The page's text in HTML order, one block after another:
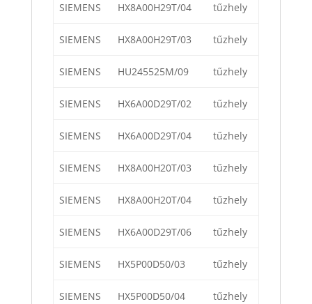
SIEMENS HX8A00H29T/04 tűzhely
SIEMENS HX8A00H29T/03 tűzhely
SIEMENS HU245525M/09 tűzhely
SIEMENS HX6A00D29T/02 tűzhely
SIEMENS HX6A00D29T/04 tűzhely
SIEMENS HX8A00H20T/03 tűzhely
SIEMENS HX8A00H20T/04 tűzhely
SIEMENS HX6A00D29T/06 tűzhely
SIEMENS HX5P00D50/03 tűzhely
SIEMENS HX5P00D50/04 tűzhely